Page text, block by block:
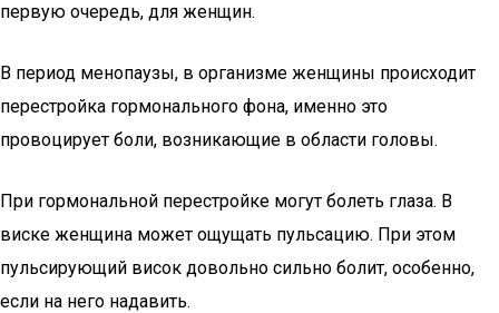
первую очередь, для женщин.
В период менопаузы, в организме женщины происходит
перестройка гормонального фона, именно это
провоцирует боли, возникающие в области головы.
При гормональной перестройке могут болеть глаза. В
виске женщина может ощущать пульсацию. При этом
пульсирующий висок довольно сильно болит, особенно,
если на него надавить.